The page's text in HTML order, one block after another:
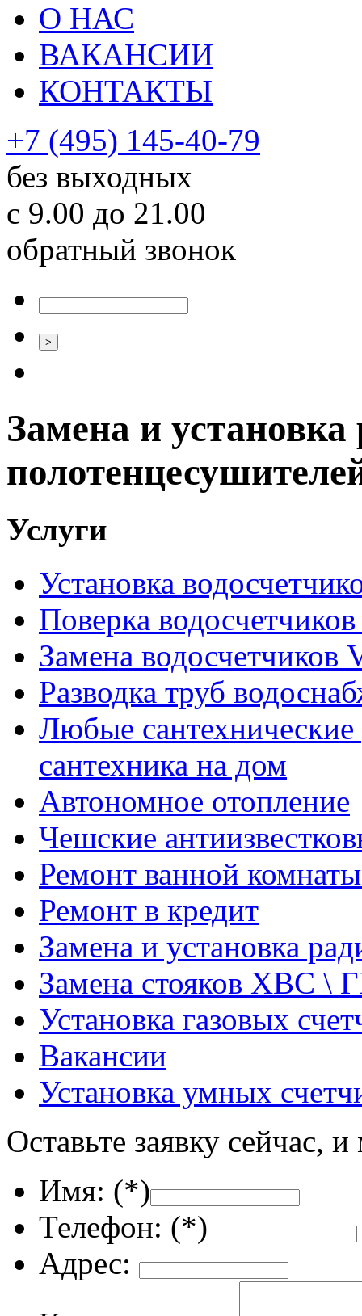
О НАС
ВАКАНСИИ
КОНТАКТЫ
+7 (495) 145-40-79
без выходных
с 9.00 до 21.00
обратный звонок
Замена и установка
Услуги
Установка
Поверка водосчетчиков
Замена
Разводка труб
Любые
сантехника на дом
Автономное отопление
Чешские
Ремонт ванной
Ремонт в кредит
Замена и установка
Замена стояков ХВС \
Установка газовых
Вакансии
Установка умных
Оставьте заявку сейчас,
Имя: (*)
Телефон: (*)
Адрес: